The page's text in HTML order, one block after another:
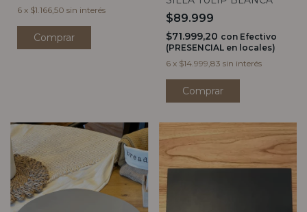
6 x $1.166,50 sin interés
$89.999
$71.999,20 con Efectivo
(PRESENCIAL en locales)
6 x $14.999,83 sin interés